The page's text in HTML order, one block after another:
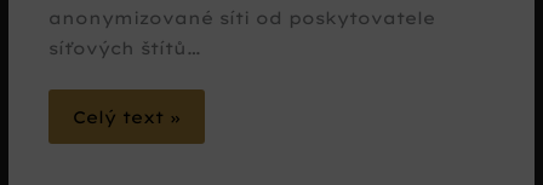
anonymizované síti od poskytovatele
síťových štítů…
Celý text »